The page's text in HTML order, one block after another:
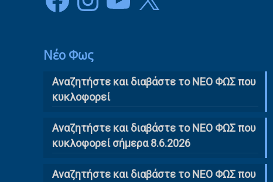
Νέο Φως
Αναζητήστε και διαβάστε το NΕΟ ΦΩΣ που
κυκλοφορεί
Αναζητήστε και διαβάστε το ΝΕΟ ΦΩΣ που
κυκλοφορεί σήμερα 8.6.2026
Αναζητήστε και διαβάστε το ΝΕΟ ΦΩΣ που